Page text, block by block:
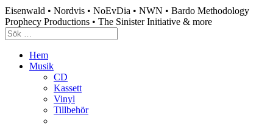
Eisenwald • Nordvis • NoEvDia • NWN • Bardo Methodology
Prophecy Productions • The Sinister Initiative & more
Hem
Musik
CD
Kassett
Vinyl
Tillbehör